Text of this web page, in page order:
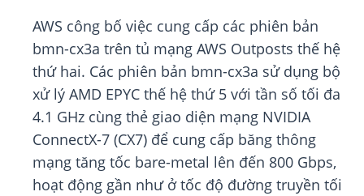
AWS công bố việc cung cấp các phiên bản
bmn-cx3a trên tủ mạng AWS Outposts thế hệ
thứ hai. Các phiên bản bmn-cx3a sử dụng bộ
xử lý AMD EPYC thế hệ thứ 5 với tần số tối đa
4.1 GHz cùng thẻ giao diện mạng NVIDIA
ConnectX-7 (CX7) để cung cấp băng thông
mạng tăng tốc bare-metal lên đến 800 Gbps,
hoạt động gần như ở tốc độ đường truyền tối